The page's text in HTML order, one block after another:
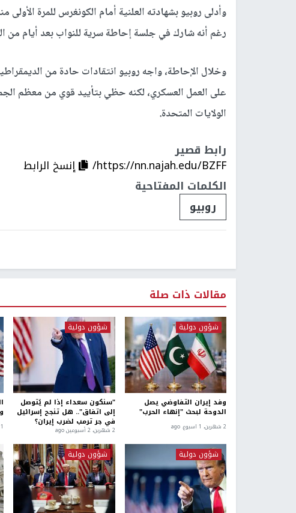
رغم أنه شارك في جلسة إحاطة سرية للنواب بعد أيام من
وخلال الإحاطة، واجه روبيو انتقادات حادة من
على العمل العسكري، لكنه حظي بتأييد قوي من معظم
الولايات المتحدة.
رابط قصير
https://nn.najah.edu/BZFF/
إنسخ الرابط
الكلمات المفتاحية
روبيو
مقالات ذات صلة
شؤون دولية
وفد إيران التفاوضي يصل
الدوحة لبحث "إنهاء الحرب"
2 شهرين، 1 اسبوع. ago
شؤون دولية
"سنكون سعداء إذا لم يُتوصل
إلى اتفاق".. هل تنجح إسرائيل
في جر ترمب لضرب إيران؟
2 شهرين، 2 أسبوعين ago 1 شهر، 1 اسبوع. ago
شؤون دولية شؤون دولية